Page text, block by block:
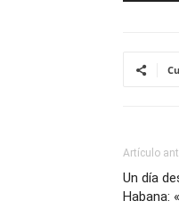
Artículo
Un día
Habana: